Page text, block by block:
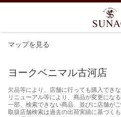
マップを見る
ヨークベニマル古河店
欠品等により、店舗に行っても購入でき
リニューアル等により、商品が変更にな
一部、検索できない商品、並びに店舗が
取扱店舗検索は過去の出荷実績に基づく